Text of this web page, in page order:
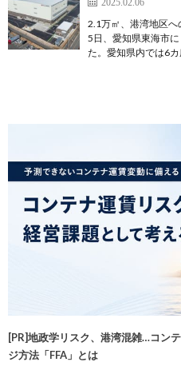
2.1万㎡、港湾地区へ
5日、愛知県東海市
た。愛知県内では6
[PR]地政学リスク、港湾混雑…コン
ジ方法「FFA」とは